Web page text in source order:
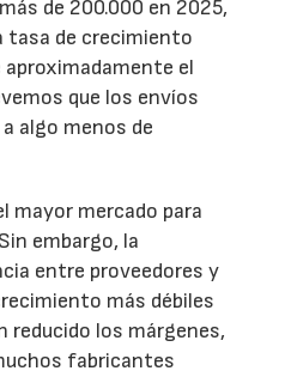
de 200.000 en 2025,
tasa de crecimiento
el
que los envíos
algo menos de
mayor mercado para
embargo, la
entre proveedores y
más débiles
reducido los márgenes,
fabricantes